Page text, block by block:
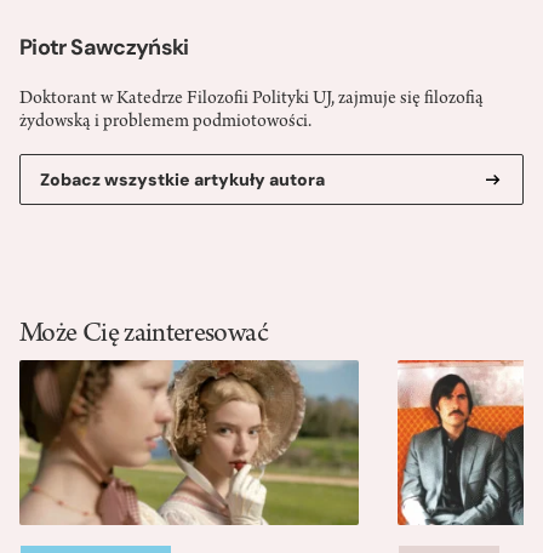
Piotr Sawczyński
Doktorant w Katedrze Filozofii Polityki UJ, zajmuje się filozofią
żydowską i problemem podmiotowości.
Zobacz wszystkie artykuły autora
Może Cię zainteresować